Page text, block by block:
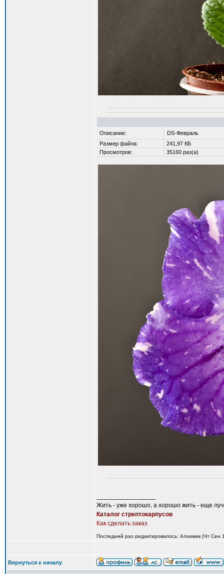
Описание:
DS-Февраль
Размер файла:
241,97 КБ
Просмотров:
35160 раз(а)
Жить - уже хорошо, а хорошо жить - еще
Каталог стрептокарпусов
Как сделать заказ
Последний раз редактировалось: Алхимик (Чт Сен
Вернуться к началу